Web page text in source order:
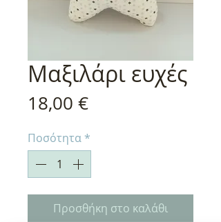
Μαξιλάρι ευχές
18,00 €Τιμή
Ποσότητα*
Προσθήκη στο καλάθι